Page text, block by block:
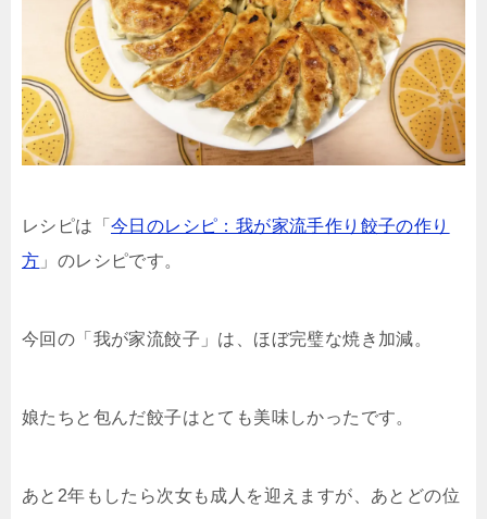
レシピは「 今日のレシピ：我が家流手作り餃子の作り
方 」のレシピです。
今回の「我が家流餃子」は、ほぼ完璧な焼き加減。
娘たちと包んだ餃子はとても美味しかったです。
あと2年もしたら次女も成人を迎えますが、あとどの位